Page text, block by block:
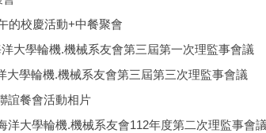
的校慶活動+中餐聚會
大學輪機.機械系友會第三屆第一次理監事會議
大學輪機.機械系友會第三屆第三次理監事會議
誼餐會活動相片
洋大學輪機.機械系友會112年度第二次理監事會